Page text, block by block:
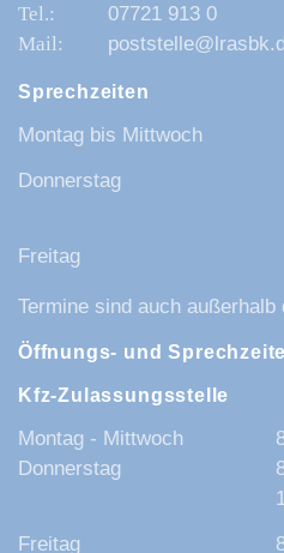
07721 913 0
Sprechzeiten
Montag bis Mittwoch
Donnerstag
Freitag
Termine sind auch
Öffnungs- und
Kfz-Zulassungsstelle
Montag - Mittwoch
Donnerstag
Freitag